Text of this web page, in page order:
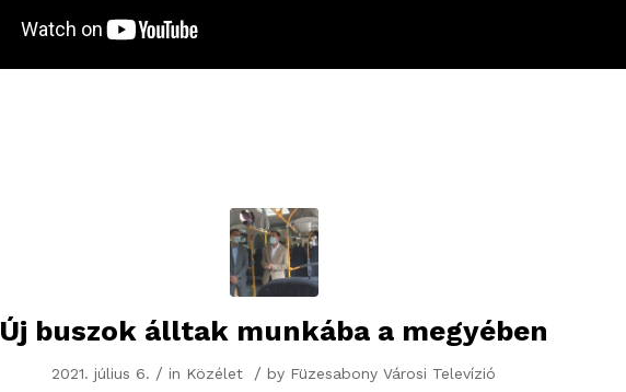
Új buszok álltak munkába a megyében
2021. július 6. / in Közélet / by Füzesabony Városi Televízió